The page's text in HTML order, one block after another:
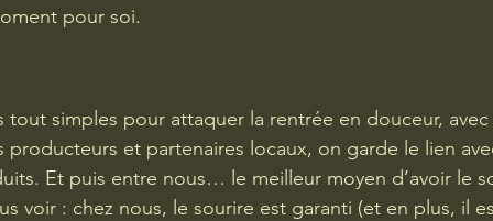
pour soi.
tout simples pour attaquer la rentrée en douceur,
producteurs et partenaires locaux, on garde le lien
Et puis entre nous… le meilleur moyen d’avoir le
voir : chez nous, le sourire est garanti (et en plus, il